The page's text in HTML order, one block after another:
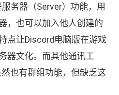
务器（Server）功能，用
，也可以加入他人创建的
点让Discord电脑版在游戏
器文化。而其他通讯工
也有群组功能，但缺乏这